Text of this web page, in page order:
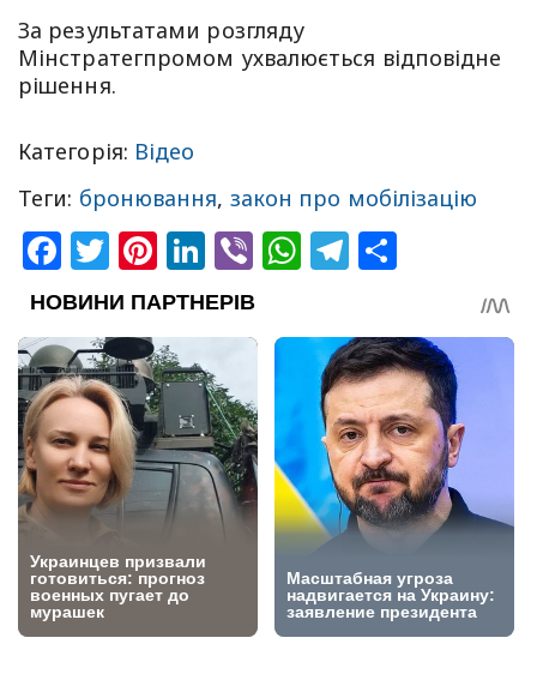
За результатами розгляду
Мінстратегпромом ухвалюється відповідне
рішення.
Категорія: Відео
Теги: бронювання, закон про мобілізацію
Facebook
Twitter
Pinterest
LinkedIn
ViberWhatsApp
Telegram